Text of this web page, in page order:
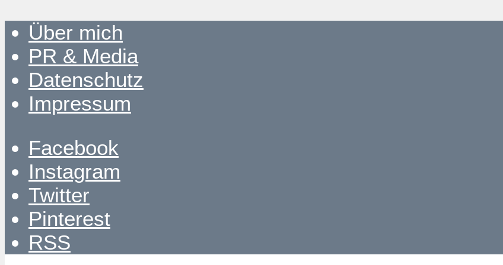
Über mich
PR & Media
Datenschutz
Impressum
Facebook
Instagram
Twitter
Pinterest
RSS